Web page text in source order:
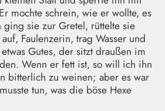
mochte schrein, wie er wollte, es
ging sie zur Gretel, rüttelte sie
Faulenzerin, trag Wasser und
Gutes, der sitzt draußen im
Wenn er fett ist, so will ich ihn
bitterlich zu weinen; aber es war
tun, was die böse Hexe